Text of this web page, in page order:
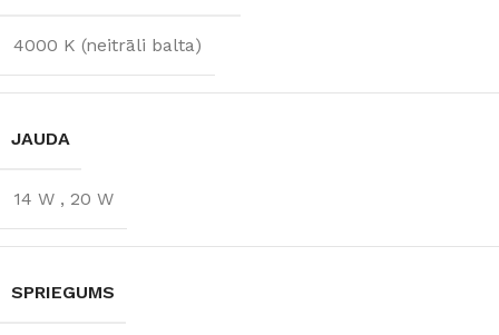
4000 K (neitrāli balta)
JAUDA
14 W , 20 W
SPRIEGUMS